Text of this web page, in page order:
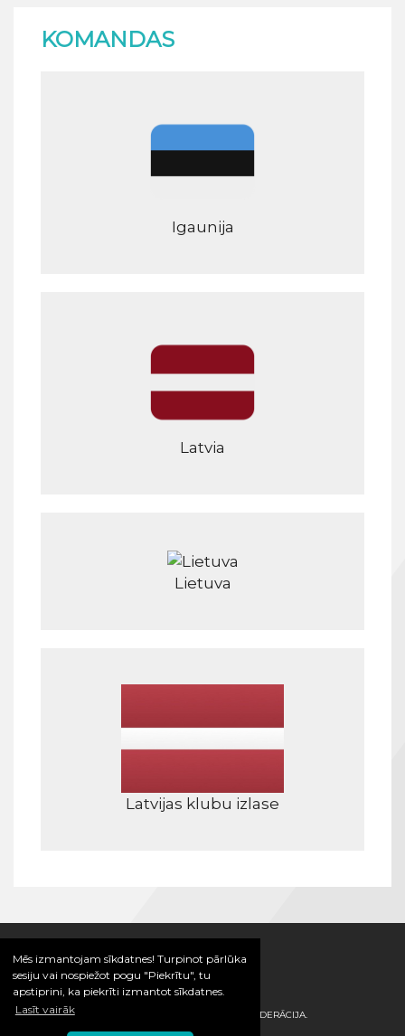
Mēs izmantojam sīkdatnes! Turpinot pārlūka
sesiju vai nospiežot pogu "Piekrītu", tu
apstiprini, ka piekrīti izmantot sīkdatnes.
Lasīt vairāk
KOMANDAS
Igaunija
Latvia
Lietuva
Latvijas klubu izlase
© 2026 / LATVIJAS HANDBOLA FEDERĀCIJA.